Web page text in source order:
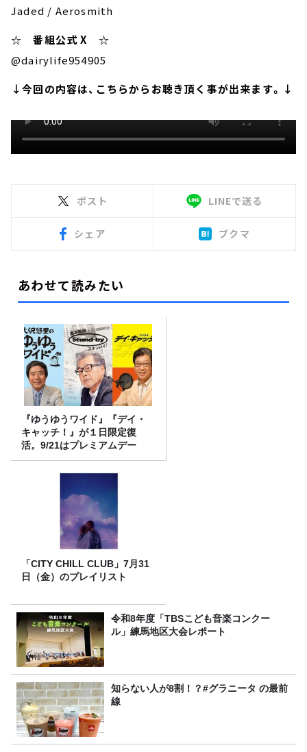
Jaded / Aerosmith
☆ 番組公式 X ☆
@dairylife954905
↓今回の内容は、こちらからお聴き頂く事が出来ます。↓
ポスト LINEで送る
シェア ブクマ
あわせて読みたい
『ゆうゆうワイド』『デイ・
キャッチ！』が１日限定復
活。9/21はプレミアムデー
「CITY CHILL CLUB」7月31
日（金）のプレイリスト
令和8年度「TBSこども音楽コンクー
ル」練馬地区大会レポート
知らない人が8割！？#グラニータ の最前
線